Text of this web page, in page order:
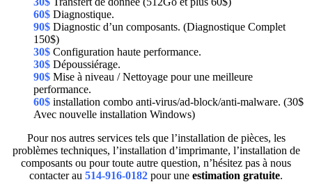
60$ Diagnostique.
90$ Diagnostic d’un composants. (Diagnostique Complet
150$)
30$ Configuration haute performance.
30$ Dépoussiérage.
90$ Mise à niveau / Nettoyage pour une meilleure
performance.
60$ installation combo anti-virus/ad-block/anti-malware. (30$
Avec nouvelle installation Windows)
Pour nos autres services tels que l’installation de pièces, les
problèmes techniques, l’installation d’imprimante, l’installation de
composants ou pour toute autre question, n’hésitez pas à nous
contacter au 514-916-0182 pour une estimation gratuite.